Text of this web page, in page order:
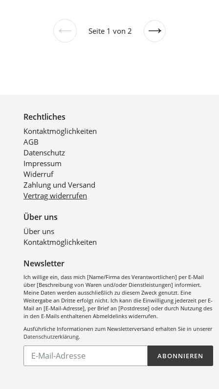
VorherigeSeite 1 von 2
Nächste
Rechtliches
Kontaktmöglichkeiten
AGB
Datenschutz
Impressum
Widerruf
Zahlung und Versand
Vertrag widerrufen
Über uns
Über uns
Kontaktmöglichkeiten
Newsletter
Ich willige ein, dass mich [Name/Firma des Verantwortlichen] per E-Mail
über [Beschreibung von Waren und/oder Dienstleistungen] informiert.
Meine Daten werden ausschließlich zu diesem Zweck genutzt. Eine
Weitergabe an Dritte erfolgt nicht. Ich kann die Einwilligung jederzeit per E-
Mail an [E-Mail-Adresse], per Brief an [Postdresse] oder durch Nutzung des
in den E-Mails enthaltenen Abmeldelinks widerrufen.
Ausführliche Informationen zum Newsletterversand erhalten Sie in unserer
Datenschutzerklärung.
unsere
ABONNIEREN